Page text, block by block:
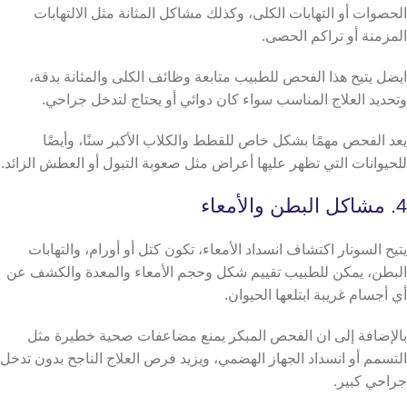
الحصوات أو التهابات الكلى، وكذلك مشاكل المثانة مثل الالتهابات
المزمنة أو تراكم الحصى.
ايضل يتيح هذا الفحص للطبيب متابعة وظائف الكلى والمثانة بدقة،
وتحديد العلاج المناسب سواء كان دوائي أو يحتاج لتدخل جراحي.
يعد الفحص مهمًا بشكل خاص للقطط والكلاب الأكبر سنًا، وأيضًا
للحيوانات التي تظهر عليها أعراض مثل صعوبة التبول أو العطش الزائد.
4. مشاكل البطن والأمعاء
يتيح السونار اكتشاف انسداد الأمعاء، تكون كتل أو أورام، والتهابات
البطن، يمكن للطبيب تقييم شكل وحجم الأمعاء والمعدة والكشف عن
أي أجسام غريبة ابتلعها الحيوان.
بالإضافة إلى ان الفحص المبكر يمنع مضاعفات صحية خطيرة مثل
التسمم أو انسداد الجهاز الهضمي، ويزيد فرص العلاج الناجح بدون تدخل
جراحي كبير.